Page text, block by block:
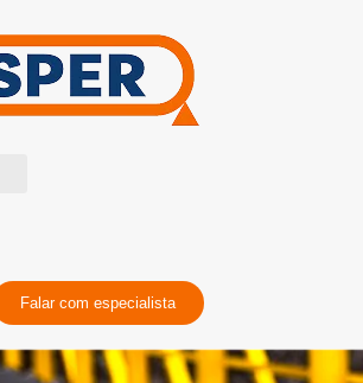
Falar com especialista